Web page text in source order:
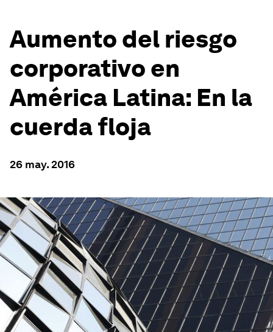
Aumento del riesgo
corporativo en
América Latina: En la
cuerda floja
26 may. 2016